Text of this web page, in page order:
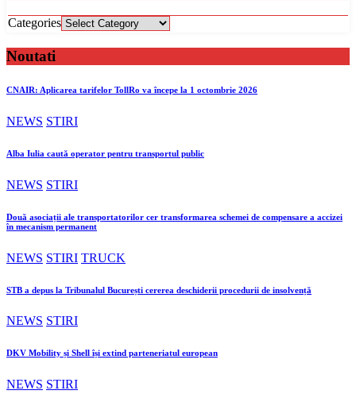
Categories
Noutati
CNAIR: Aplicarea tarifelor TollRo va începe la 1 octombrie 2026
NEWS STIRI
Alba Iulia caută operator pentru transportul public
NEWS STIRI
Două asociații ale transportatorilor cer transformarea schemei de compensare a accizei
în mecanism permanent
NEWS STIRI TRUCK
STB a depus la Tribunalul București cererea deschiderii procedurii de insolvență
NEWS STIRI
DKV Mobility și Shell își extind parteneriatul european
NEWS STIRI